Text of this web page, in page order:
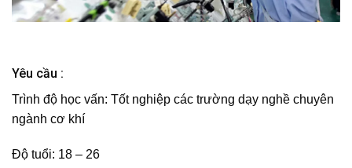
Yêu cầu :
Trình độ học vấn: Tốt nghiệp các trường dạy nghề chuyên
ngành cơ khí
Độ tuổi: 18 – 26